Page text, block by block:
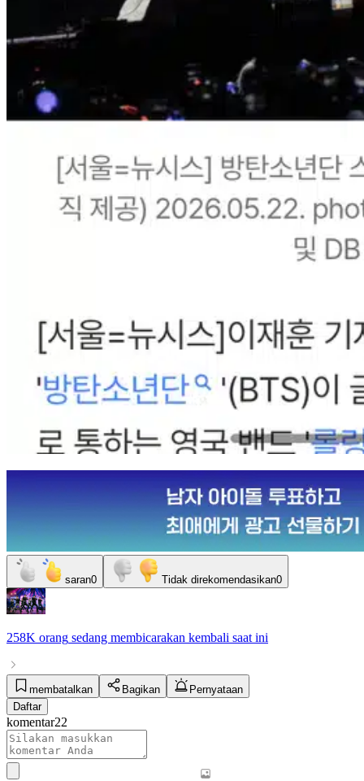
saran0 Tidak direkomendasikan0
258K orang sedang membicarakan kembali saat ini
membatalkan Bagikan
Pernyataan
Daftar
komentar22